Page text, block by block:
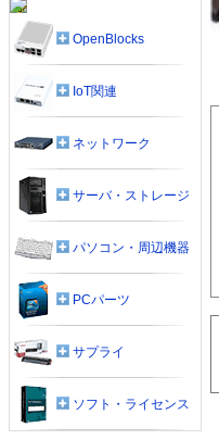
OpenBlocks
IoT関連
ネットワーク
サーバ・ストレージ
パソコン・周辺機器
PCパーツ
サプライ
ソフト・ライセンス